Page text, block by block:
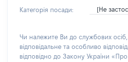
Категорія посади: [Не
Чи належите Ви до службових осіб,
відповідальне та особливо
відповідно до Закону України «Про